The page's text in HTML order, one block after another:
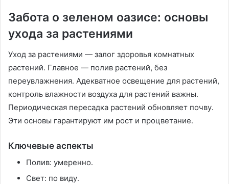
Забота о зеленом оазисе: основы
ухода за растениями
Уход за растениями — залог здоровья комнатных
растений․ Главное — полив растений, без
переувлажнения․ Адекватное освещение для растений,
контроль влажности воздуха для растений важны․
Периодическая пересадка растений обновляет почву․
Эти основы гарантируют им рост и процветание․
Ключевые аспекты
Полив: умеренно․
Свет: по виду․